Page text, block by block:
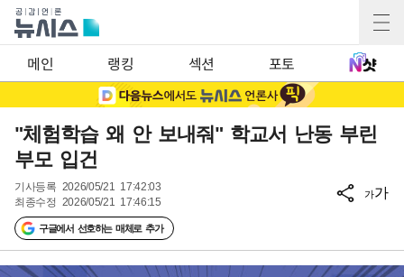
메인 랭킹 섹션 포토
"체험학습 왜 안 보내줘" 학교서 난동 부린
부모 입건
기사등록 2026/05/21 17:42:03
최종수정 2026/05/21 17:46:15
구글에서 선호하는 매체로 추가
가가